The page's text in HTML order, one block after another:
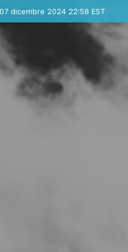
dicembre 2024 22:58 EST